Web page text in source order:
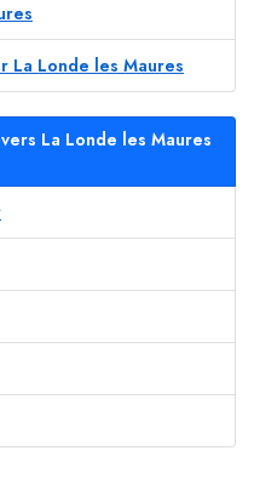
La Londe les Maures
La Londe les Maures